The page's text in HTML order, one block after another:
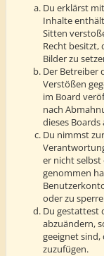
Du erklärst
Inhalte
Sitten
Recht besitzt,
Bilder zu
Der Betreiber
Verstößen
im Board
nach
dieses
Du nimmst
er nicht
genommen
oder zu
Du gestattest
abzuändern,
geeignet
zuzufügen.